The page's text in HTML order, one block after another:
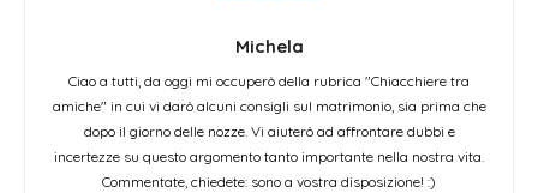
Michela
Ciao a tutti, da oggi mi occuperò della rubrica "Chiacchiere tra
amiche" in cui vi darò alcuni consigli sul matrimonio, sia prima che
dopo il giorno delle nozze. Vi aiuterò ad affrontare dubbi e
incertezze su questo argomento tanto importante nella nostra vita.
Commentate, chiedete: sono a vostra disposizione! :)